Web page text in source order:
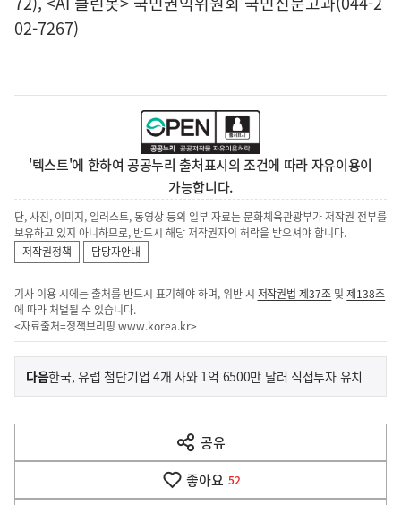
02-7267)
'텍스트'에 한하여 공공누리 출처표시의 조건에 따라 자유이용이
가능합니다.
단, 사진, 이미지, 일러스트, 동영상 등의 일부 자료는 문화체육관광부가 저작권 전부를
보유하고 있지 아니하므로, 반드시 해당 저작권자의 허락을 받으셔야 합니다.
저작권정책
담당자안내
기사 이용 시에는 출처를 반드시 표기해야 하며, 위반 시 저작권법 제37조 및제138조
에 따라 처벌될 수 있습니다.
<자료출처=정책브리핑 www.korea.kr>
이
전
다
음
다음기
한국, 유럽 첨단기업 4개 사와 1억 6500만 달러 직접투자 유치
공유
열
기
좋아요 52